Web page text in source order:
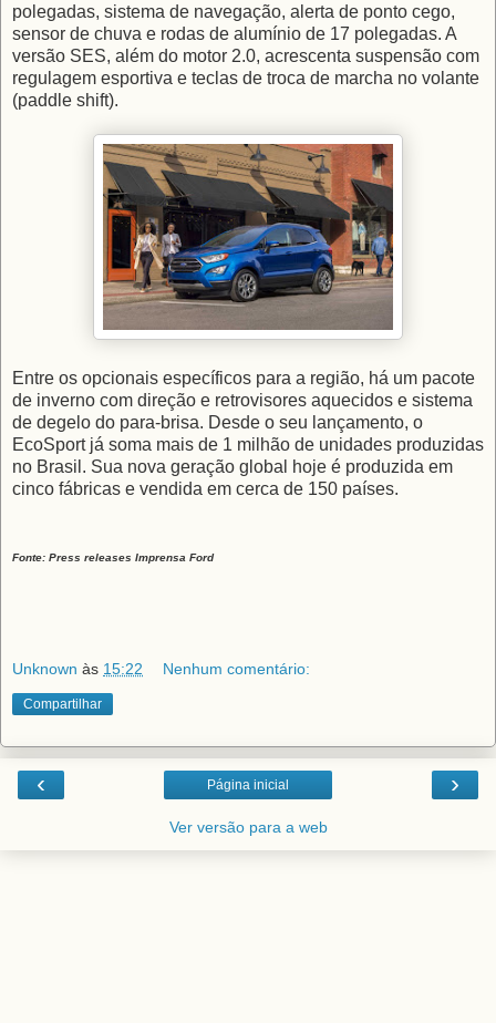
polegadas, sistema de navegação, alerta de ponto cego,
sensor de chuva e rodas de alumínio de 17 polegadas. A
versão SES, além do motor 2.0, acrescenta suspensão com
regulagem esportiva e teclas de troca de marcha no volante
(paddle shift).
Entre os opcionais específicos para a região, há um pacote
de inverno com direção e retrovisores aquecidos e sistema
de degelo do para-brisa. Desde o seu lançamento, o
EcoSport já soma mais de 1 milhão de unidades produzidas
no Brasil. Sua nova geração global hoje é produzida em
cinco fábricas e vendida em cerca de 150 países.
Fonte: Press releases Imprensa Ford
Unknown às 15:22 Nenhum comentário:
Compartilhar
‹ ›
Página inicial
Ver versão para a web